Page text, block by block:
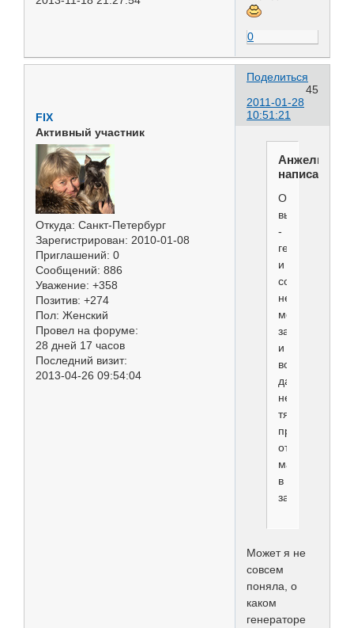
0
Поделиться
45
2011-01-28
10:51:21
FIX
Активный участник
Откуда: Санкт-Петербург
Зарегистрирован: 2010-01-08
Приглашений: 0
Сообщений: 886
Уважение: +358
Позитив: +274
Пол: Женский
Провел на форуме:
28 дней 17 часов
Последний визит:
2013-04-26 09:54:04
Анжелика
написал(а):
Отличный
выход
-
генератор...
и
совсем
немного
места
занимает,
и
вовсе
даже
не
тяжело
принести
от
машины
в
зал
Может я не
совсем
поняла, о
каком
генераторе